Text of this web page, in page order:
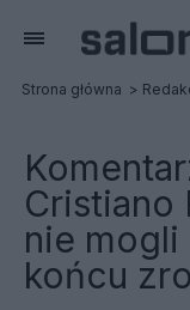
Strona główna
Cristiano
nie
końcu